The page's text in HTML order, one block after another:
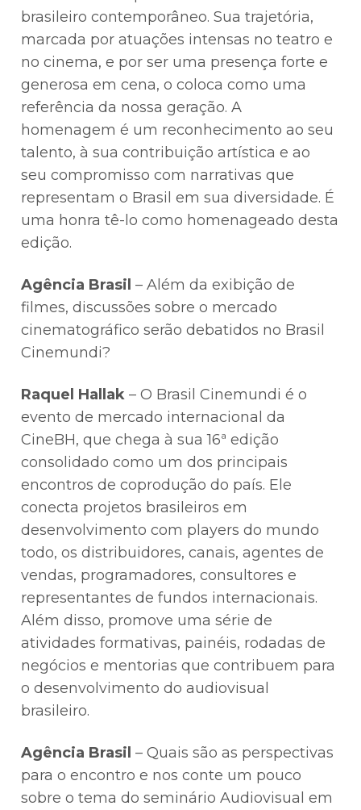
brasileiro contemporâneo. Sua trajetória,
marcada por atuações intensas no teatro e
no cinema, e por ser uma presença forte e
generosa em cena, o coloca como uma
referência da nossa geração. A
homenagem é um reconhecimento ao seu
talento, à sua contribuição artística e ao
seu compromisso com narrativas que
representam o Brasil em sua diversidade. É
uma honra tê-lo como homenageado desta
edição.
Agência Brasil – ⁠Além da exibição de
filmes, discussões sobre o mercado
cinematográfico serão debatidos no Brasil
Cinemundi?
Raquel Hallak – O Brasil Cinemundi é o
evento de mercado internacional da
CineBH, que chega à sua 16ª edição
consolidado como um dos principais
encontros de coprodução do país. Ele
conecta projetos brasileiros em
desenvolvimento com players do mundo
todo, os distribuidores, canais, agentes de
vendas, programadores, consultores e
representantes de fundos internacionais.
Além disso, promove uma série de
atividades formativas, painéis, rodadas de
negócios e mentorias que contribuem para
o desenvolvimento do audiovisual
brasileiro.
Agência Brasil – Quais são as perspectivas
para o encontro e nos conte um pouco
sobre o tema do seminário Audiovisual em